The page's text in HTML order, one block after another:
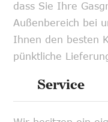
dass Sie Ihre
Außenbereich bei
Ihnen den besten
pünktliche
Service